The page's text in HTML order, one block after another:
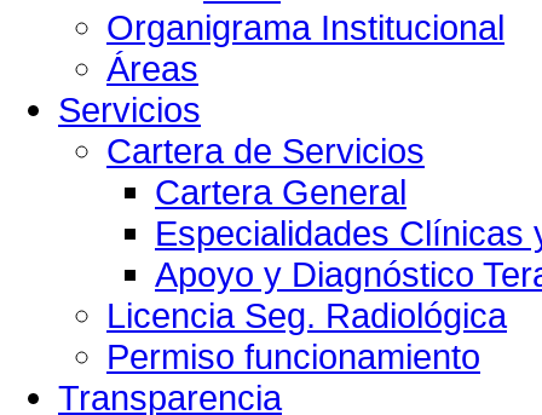
Organigrama Institucional
Áreas
Servicios
Cartera de Servicios
Cartera General
Especialidades Clínicas
Apoyo y Diagnóstico
Licencia Seg. Radiológica
Permiso funcionamiento
Transparencia